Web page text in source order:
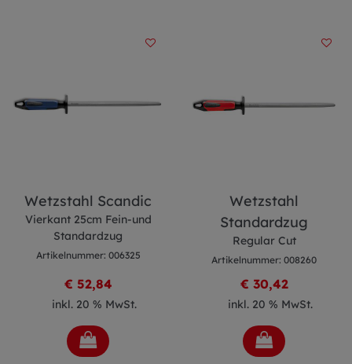
Wetzstahl Scandic
Vierkant 25cm Fein-und
Standardzug
Artikelnummer: 006325
€ 52,84
inkl. 20 % MwSt.
Wetzstahl
Standardzug
Regular Cut
Artikelnummer: 008260
€ 30,42
inkl. 20 % MwSt.